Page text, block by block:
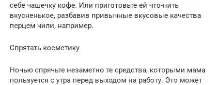
себе чашечку кофе. Или приготовьте ей что-нить
вкусненькое, разбавив привычные вкусовые качества
перцем чили, например.
Спрятать косметику
Ночью спрячьте незаметно те средства, которыми мама
пользуется с утра перед выходом на работу. Это может